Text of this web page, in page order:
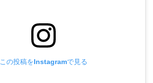
この投稿をInstagramで見る